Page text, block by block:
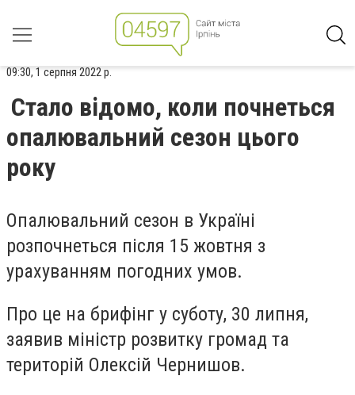
09:30, 1 серпня 2022 р.
Стало відомо, коли почнеться
опалювальний сезон цього
року
Опалювальний сезон в Україні
розпочнеться після 15 жовтня з
урахуванням погодних умов.
Про це на брифінг у суботу, 30 липня,
заявив міністр розвитку громад та
територій Олексій Чернишов.